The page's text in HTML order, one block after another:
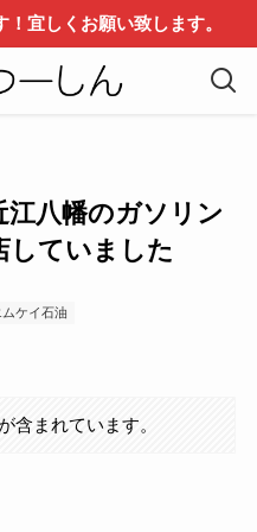
宜しくお願い致します。
八幡のガソリン
していました
ムケイ石油
含まれています。